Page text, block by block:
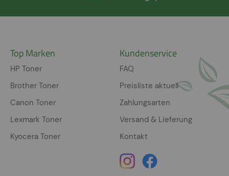
Top Marken
HP Toner
Brother Toner
Canon Toner
Lexmark Toner
Kyocera Toner
Kundenservice
FAQ
Preisliste aktuell
Zahlungsarten
Versand & Lieferung
Kontakt